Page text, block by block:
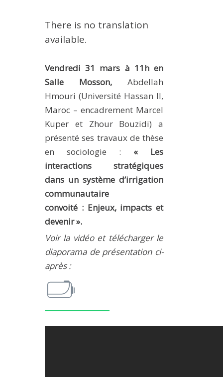
DOCTORAL TRAINING
THESES IN PROGRESS
PRODUCTION
METHODS AND TOOLS
SOFTWARE
THESES
WORKING PAPERS
THEMATIC NOTES
There is no translation
available.
Vendredi 31 mars à 11h en
Salle Mosson, Abdellah
Hmouri (Université Hassan II,
Maroc – encadrement Marcel
Kuper et Zhour Bouzidi) a
présenté ses travaux de thèse
en sociologie : « Les
interactions stratégiques
dans un système d’irrigation
communautaire
convoité : Enjeux, impacts et
devenir ».
Voir la vidéo et télécharger le
diaporama de présentation ci-
après :